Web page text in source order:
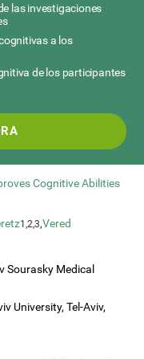
las investigaciones
a los
de los participantes
Cognitive Abilities
1,2,3,Vered
Sourasky Medical
University, Tel-Aviv,